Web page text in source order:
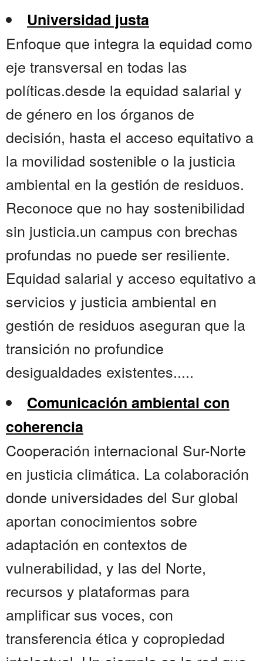
Universidad justa
Enfoque que integra la equidad como
eje transversal en todas las
políticas.desde la equidad salarial y
de género en los órganos de
decisión, hasta el acceso equitativo a
la movilidad sostenible o la justicia
ambiental en la gestión de residuos.
Reconoce que no hay sostenibilidad
sin justicia.un campus con brechas
profundas no puede ser resiliente.
Equidad salarial y acceso equitativo a
servicios y justicia ambiental en
gestión de residuos aseguran que la
transición no profundice
desigualdades existentes.....
Comunicación ambiental con
coherencia
Cooperación internacional Sur-Norte
en justicia climática. La colaboración
donde universidades del Sur global
aportan conocimientos sobre
adaptación en contextos de
vulnerabilidad, y las del Norte,
recursos y plataformas para
amplificar sus voces, con
transferencia ética y copropiedad